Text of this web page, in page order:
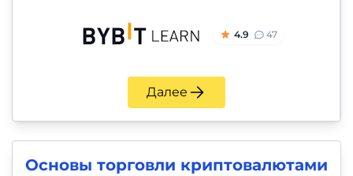
4.9 47
Далее
Основы торговли криптовалютами